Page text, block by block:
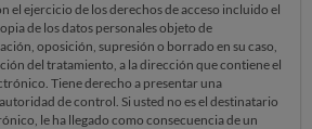
el ejercicio de los derechos de acceso incluido el
de los datos personales objeto de
oposición, supresión o borrado en su caso,
del tratamiento, a la dirección que contiene el
Tiene derecho a presentar una
de control. Si usted no es el destinatario
le ha llegado como consecuencia de un